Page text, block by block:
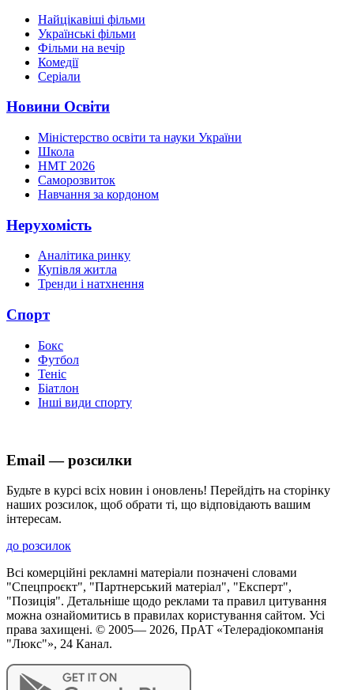
Найцікавіші фільми
Українські фільми
Фільми на вечір
Комедії
Серіали
Новини Освіти
Міністерство освіти та науки України
Школа
НМТ 2026
Саморозвиток
Навчання за кордоном
Нерухомість
Аналітика ринку
Купівля житла
Тренди і натхнення
Спорт
Бокс
Футбол
Теніс
Біатлон
Інші види спорту
Email — розсилки
Будьте в курсі всіх новин і оновлень! Перейдіть на сторінку
наших розсилок, щоб обрати ті, що відповідають вашим
інтересам.
до розсилок
Всі комерційні рекламні матеріали позначені словами
"Спецпроєкт", "Партнерський матеріал", "Експерт",
"Позиція". Детальніше щодо реклами та правил цитування
можна ознайомитись в правилах користування сайтом. Усі
права захищені. © 2005— 2026, ПрАТ «Телерадіокомпанія
"Люкс"», 24 Канал.